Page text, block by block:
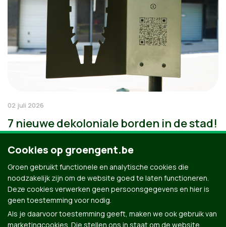
02 juli 2026
7 nieuwe dekoloniale borden in de stad!
Cookies op groengent.be
Groen gebruikt functionele en analytische cookies die
noodzakelijk zijn om de website goed te laten functioneren.
Deze cookies verwerken geen persoonsgegevens en hier is
geen toestemming voor nodig.
Als je daarvoor toestemming geeft, maken we ook gebruik van
marketingcookies. Die stellen ons in staat om de website